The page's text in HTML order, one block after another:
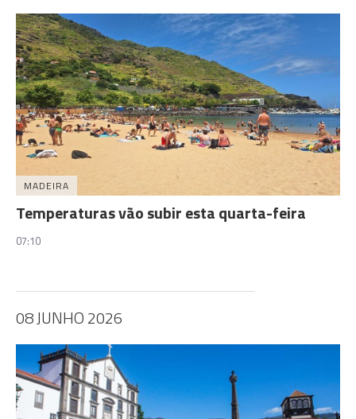
MADEIRA
Temperaturas vão subir esta quarta-feira
07:10
08 JUNHO 2026